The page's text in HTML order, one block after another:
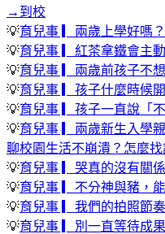
→到校
💡育兒事 ▎兩歲上學好嗎
💡育兒事 ▎紅茶拿鐵會主
💡育兒事 ▎兩歲前孩子不
💡育兒事 ▎孩子什麼時候
💡育兒事 ▎孩子一直說「
💡育兒事 ▎兩歲新生入學
聊校園生活不崩潰？怎麼找
💡育兒事 ▎哭真的沒有關係
💡育兒事 ▎不分神與豬，
💡育兒事 ▎我們的拍照節奏
💡育兒事 ▎別一直等待成